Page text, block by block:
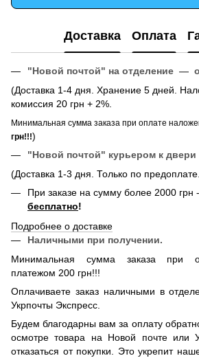
Доставка Оплата
"Новой почтой" на отделение —
(Доставка 1-4 дня. Хранение 5 дней.
комиссия 20 грн + 2%.
Минимальная сумма заказа при оплате
грн!!!)
"Новой почтой" курьером к
(Доставка 1-3 дня. Только по
При заказе на сумму более 2000 грн -
бесплатно!
Подробнее о доставке
Наличными при получении.
Минимальная сумма заказа при
платежом 200 грн!!!
Оплачиваете заказ наличными в
Укрпочты Экспресс.
Будем благодарны вам за оплату
осмотре товара на Новой почте или
отказаться от покупки. Это укрепит